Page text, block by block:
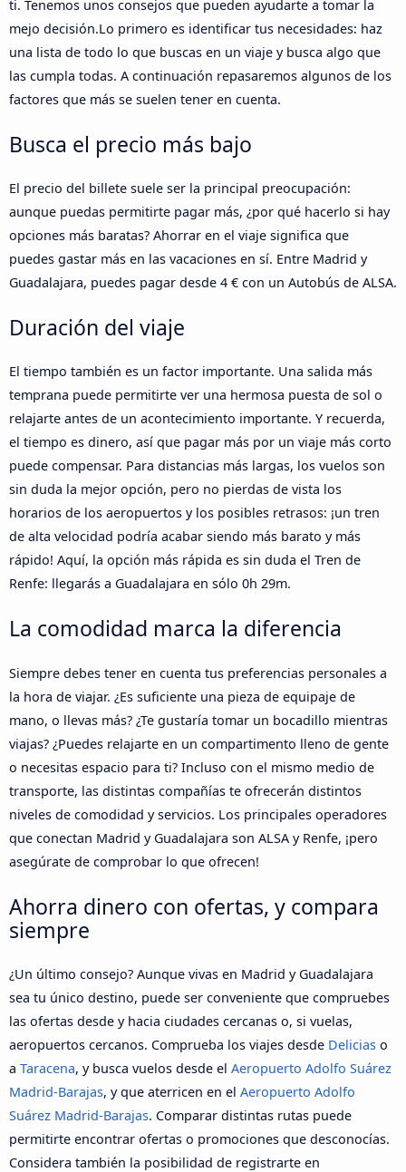
ti. Tenemos unos consejos que pueden ayudarte a tomar la
mejo decisión.Lo primero es identificar tus necesidades: haz
una lista de todo lo que buscas en un viaje y busca algo que
las cumpla todas. A continuación repasaremos algunos de los
factores que más se suelen tener en cuenta.
Busca el precio más bajo
El precio del billete suele ser la principal preocupación:
aunque puedas permitirte pagar más, ¿por qué hacerlo si hay
opciones más baratas? Ahorrar en el viaje significa que
puedes gastar más en las vacaciones en sí. Entre Madrid y
Guadalajara, puedes pagar desde 4 € con un Autobús de ALSA.
Duración del viaje
El tiempo también es un factor importante. Una salida más
temprana puede permitirte ver una hermosa puesta de sol o
relajarte antes de un acontecimiento importante. Y recuerda,
el tiempo es dinero, así que pagar más por un viaje más corto
puede compensar. Para distancias más largas, los vuelos son
sin duda la mejor opción, pero no pierdas de vista los
horarios de los aeropuertos y los posibles retrasos: ¡un tren
de alta velocidad podría acabar siendo más barato y más
rápido! Aquí, la opción más rápida es sin duda el Tren de
Renfe: llegarás a Guadalajara en sólo 0h 29m.
La comodidad marca la diferencia
Siempre debes tener en cuenta tus preferencias personales a
la hora de viajar. ¿Es suficiente una pieza de equipaje de
mano, o llevas más? ¿Te gustaría tomar un bocadillo mientras
viajas? ¿Puedes relajarte en un compartimento lleno de gente
o necesitas espacio para ti? Incluso con el mismo medio de
transporte, las distintas compañías te ofrecerán distintos
niveles de comodidad y servicios. Los principales operadores
que conectan Madrid y Guadalajara son ALSA y Renfe, ¡pero
asegúrate de comprobar lo que ofrecen!
Ahorra dinero con ofertas, y compara
siempre
¿Un último consejo? Aunque vivas en Madrid y Guadalajara
sea tu único destino, puede ser conveniente que compruebes
las ofertas desde y hacia ciudades cercanas o, si vuelas,
aeropuertos cercanos. Comprueba los viajes desde Delicias o
a Taracena, y busca vuelos desde el Aeropuerto Adolfo Suárez
Madrid-Barajas, y que aterricen en el Aeropuerto Adolfo
Suárez Madrid-Barajas. Comparar distintas rutas puede
permitirte encontrar ofertas o promociones que desconocías.
Considera también la posibilidad de registrarte en